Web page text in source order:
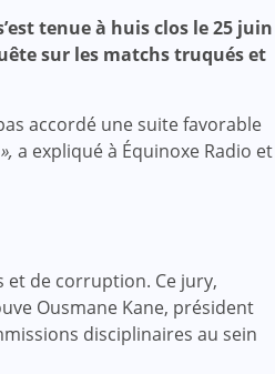
tenue à huis clos le 25 juin
sur les matchs truqués et
accordé une suite favorable
a expliqué à Équinoxe Radio et
et de corruption. Ce jury,
Ousmane Kane, président
disciplinaires au sein